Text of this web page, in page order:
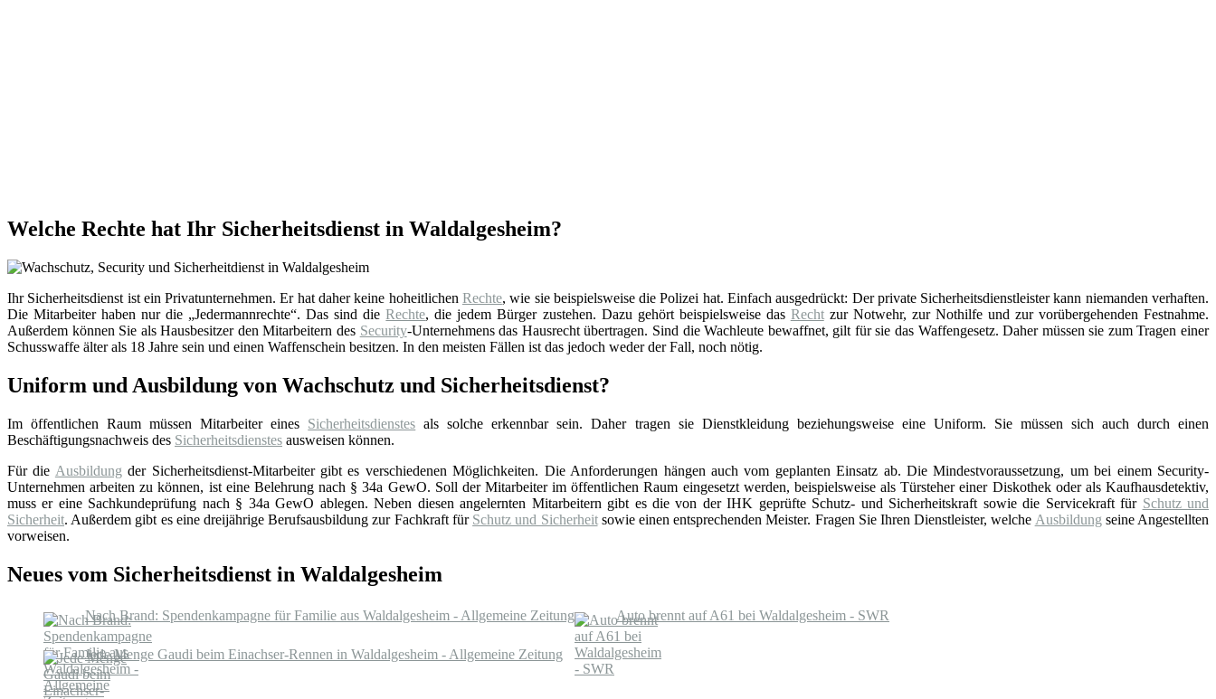
Welche Rechte hat Ihr Sicherheitsdienst in Waldalgesheim?
Ihr Sicherheitsdienst ist ein Privatunternehmen. Er hat daher keine hoheitlichen Rechte, wie sie beispielsweise die Polizei hat. Einfach ausgedrückt: Der private Sicherheitsdienstleister kann niemanden verhaften.
Die Mitarbeiter haben nur die „Jedermannrechte“. Das sind dieRechte, die jedem Bürger zustehen. Dazu gehört beispielsweise das Rechtzur Notwehr, zur Nothilfe und zur vorübergehenden Festnahme.
Außerdem können Sie als Hausbesitzer den Mitarbeitern des Security-Unternehmens das Hausrecht übertragen. Sind die Wachleute bewaffnet, gilt für sie das Waffengesetz. Daher müssen sie zum Tragen einer
Schusswaffe älter als 18 Jahre sein und einen Waffenschein besitzen. In den meisten Fällen ist das jedoch weder der Fall, noch nötig.
Uniform und Ausbildung von Wachschutz und Sicherheitsdienst?
Im öffentlichen Raum müssen Mitarbeiter eines Sicherheitsdienstes als solche erkennbar sein. Daher tragen sie Dienstkleidung beziehungsweise eine Uniform. Sie müssen sich auch durch einen
Beschäftigungsnachweis des Sicherheitsdienstes ausweisen können.
Für die Ausbildung der Sicherheitsdienst-Mitarbeiter gibt es verschiedenen Möglichkeiten. Die Anforderungen hängen auch vom geplanten Einsatz ab. Die Mindestvoraussetzung, um bei einem Security-
Unternehmen arbeiten zu können, ist eine Belehrung nach § 34a GewO. Soll der Mitarbeiter im öffentlichen Raum eingesetzt werden, beispielsweise als Türsteher einer Diskothek oder als Kaufhausdetektiv,
muss er eine Sachkundeprüfung nach § 34a GewO ablegen. Neben diesen angelernten Mitarbeitern gibt es die von der IHK geprüfte Schutz- und Sicherheitskraft sowie die Servicekraft für Schutz und
Sicherheit. Außerdem gibt es eine dreijährige Berufsausbildung zur Fachkraft für Schutz und Sicherheitsowie einen entsprechenden Meister. Fragen Sie Ihren Dienstleister, welche Ausbildung seine Angestellten
vorweisen.
Neues vom Sicherheitsdienst in Waldalgesheim
Nach Brand: Spendenkampagne für Familie aus Waldalgesheim - Allgemeine Zeitung Auto brennt auf A61 bei Waldalgesheim - SWR
Jede Menge Gaudi beim Einachser-Rennen in Waldalgesheim - Allgemeine Zeitung